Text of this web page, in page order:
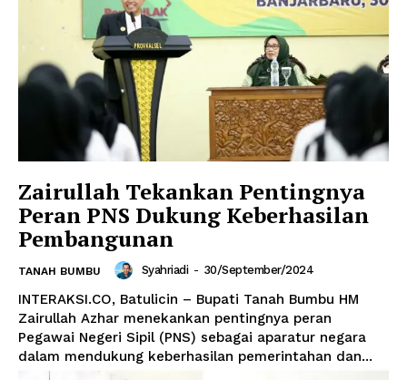
Zairullah Tekankan Pentingnya
Peran PNS Dukung Keberhasilan
Pembangunan
TANAH BUMBU Syahriadi - 30/September/2024
INTERAKSI.CO, Batulicin – Bupati Tanah Bumbu HM
Zairullah Azhar menekankan pentingnya peran
Pegawai Negeri Sipil (PNS) sebagai aparatur negara
dalam mendukung keberhasilan pemerintahan dan...